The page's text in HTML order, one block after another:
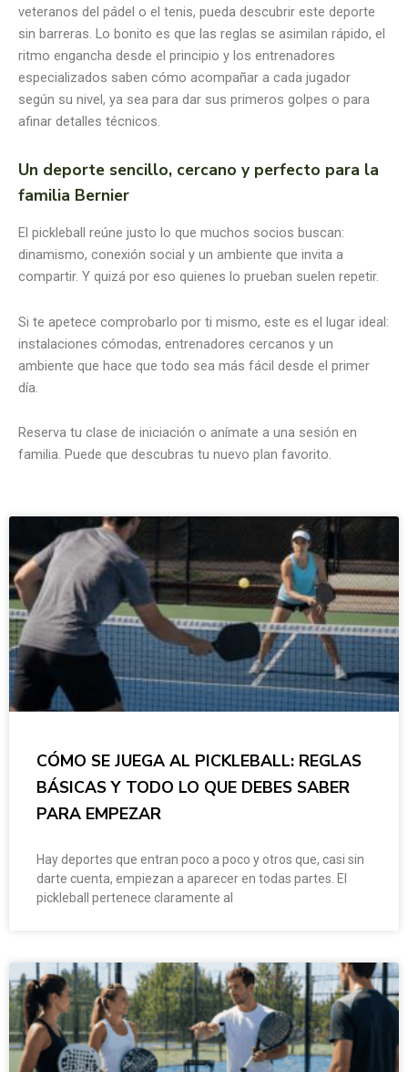
veteranos del pádel o el tenis, pueda descubrir este deporte
sin barreras. Lo bonito es que las reglas se asimilan rápido, el
ritmo engancha desde el principio y los entrenadores
especializados saben cómo acompañar a cada jugador
según su nivel, ya sea para dar sus primeros golpes o para
afinar detalles técnicos.
Un deporte sencillo, cercano y perfecto para la
familia Bernier
El pickleball reúne justo lo que muchos socios buscan:
dinamismo, conexión social y un ambiente que invita a
compartir. Y quizá por eso quienes lo prueban suelen repetir.
Si te apetece comprobarlo por ti mismo, este es el lugar ideal:
instalaciones cómodas, entrenadores cercanos y un
ambiente que hace que todo sea más fácil desde el primer
día.
Reserva tu clase de iniciación o anímate a una sesión en
familia. Puede que descubras tu nuevo plan favorito.
CÓMO SE JUEGA AL PICKLEBALL: REGLAS
BÁSICAS Y TODO LO QUE DEBES SABER
PARA EMPEZAR
Hay deportes que entran poco a poco y otros que, casi sin
darte cuenta, empiezan a aparecer en todas partes. El
pickleball pertenece claramente al